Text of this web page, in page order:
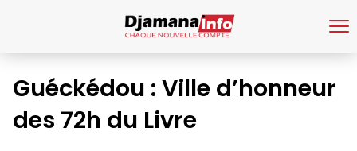
Guéckédou : Ville d’honneur
des 72h du Livre